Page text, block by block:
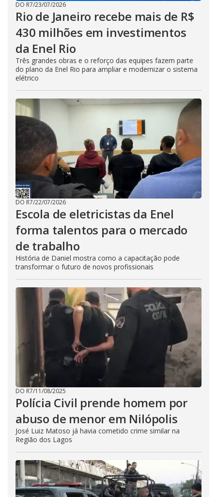
DO R7/23/07/2026
Rio de Janeiro recebe mais de R$
430 milhões em investimentos
da Enel Rio
Três grandes obras e o reforço das equipes fazem parte
do plano da Enel Rio para ampliar e modernizar o sistema
elétrico
DO R7/22/07/2026
Escola de eletricistas da Enel
forma talentos para o mercado
de trabalho
História de Daniel mostra como a capacitação pode
transformar o futuro de novos profissionais
DO R7/11/08/2025
Polícia Civil prende homem por
abuso de menor em Nilópolis
José Luiz Matoso já havia cometido crime similar na
Região dos Lagos